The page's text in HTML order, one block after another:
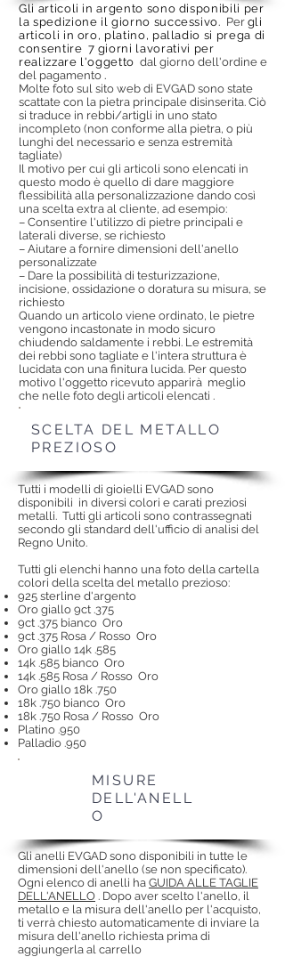
Gli articoli in argento sono disponibili per
la spedizione il giorno successivo. Per gli
articoli in oro, platino, palladio si prega di
consentire 7 giorni lavorativi per
realizzare l'oggetto dal giorno dell'ordine e
del pagamento .
Molte foto sul sito web di EVGAD sono state
scattate con la pietra principale disinserita. Ciò
si traduce in rebbi/artigli in uno stato
incompleto (non conforme alla pietra, o più
lunghi del necessario e senza estremità
tagliate)
Il motivo per cui gli articoli sono elencati in
questo modo è quello di dare maggiore
flessibilità alla personalizzazione dando così
una scelta extra al cliente, ad esempio:
– Consentire l'utilizzo di pietre principali e
laterali diverse, se richiesto
– Aiutare a fornire dimensioni dell'anello
personalizzate
– Dare la possibilità di testurizzazione,
incisione, ossidazione o doratura su misura, se
richiesto
Quando un articolo viene ordinato, le pietre
vengono incastonate in modo sicuro
chiudendo saldamente i rebbi. Le estremità
dei rebbi sono tagliate e l'intera struttura è
lucidata con una finitura lucida. Per questo
motivo l'oggetto ricevuto apparirà meglio
che nelle foto degli articoli elencati .
SCELTA DEL METALLO
PREZIOSO
Tutti i modelli di gioielli EVGAD sono
disponibili in diversi colori e carati preziosi
metalli. Tutti gli articoli sono contrassegnati
secondo gli standard dell'ufficio di analisi del
Regno Unito.
Tutti gli elenchi hanno una foto della cartella
colori della scelta del metallo prezioso:
925 sterline d'argento
Oro giallo 9ct .375
9ct .375 bianco Oro
9ct .375 Rosa / Rosso Oro
Oro giallo 14k .585
14k .585 bianco Oro
14k .585 Rosa / Rosso Oro
Oro giallo 18k .750
18k .750 bianco Oro
18k .750 Rosa / Rosso Oro
Platino .950
Palladio .950
MISURE
DELL'ANELL
O
Gli anelli EVGAD sono disponibili in tutte le
dimensioni dell'anello (se non specificato).
Ogni elenco di anelli ha GUIDA ALLE TAGLIE
DELL'ANELLO . Dopo aver scelto l'anello, il
metallo e la misura dell'anello per l'acquisto,
ti verrà chiesto automaticamente di inviare la
misura dell'anello richiesta prima di
aggiungerla al carrello